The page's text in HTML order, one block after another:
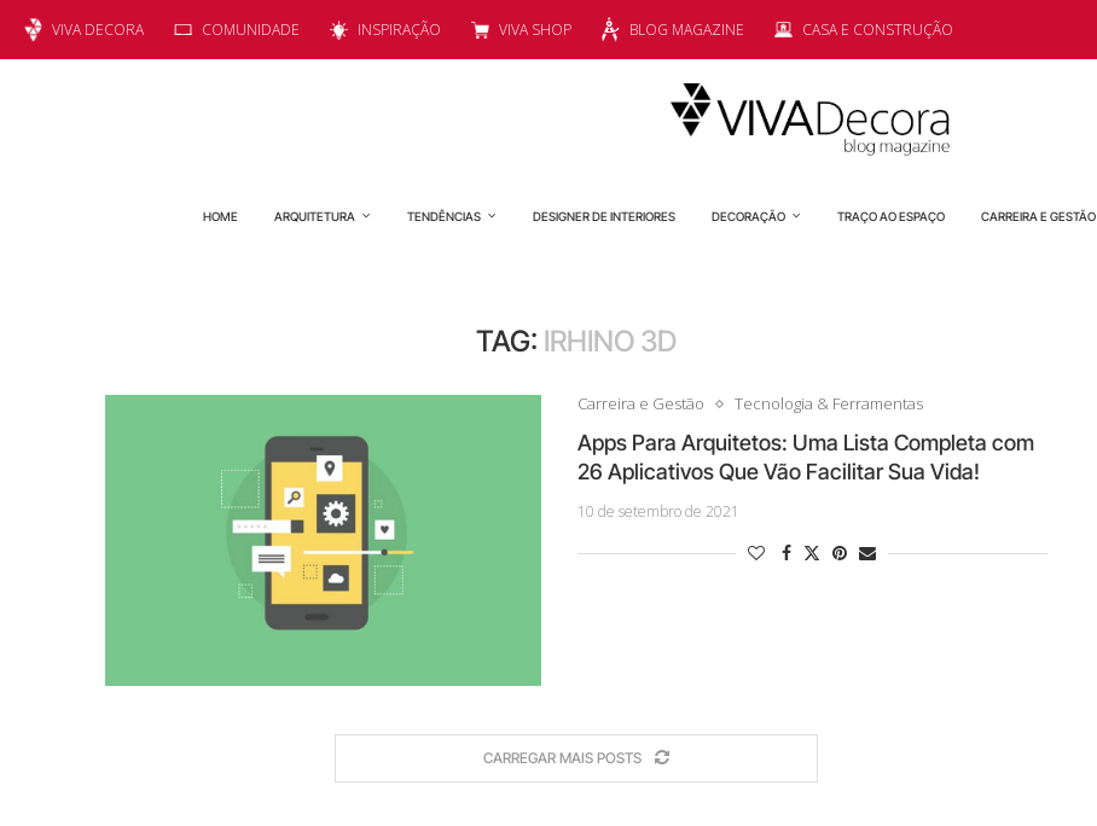
VIVA DECORA COMUNIDADE INSPIRAÇÃO VIVA SHOP BLOG MAGAZINE CASA E CONSTRUÇÃO
HOME ARQUITETURA TENDÊNCIAS DESIGNER DE INTERIORES DECORAÇÃO TRAÇO AO ESPAÇO CARREIRA E GESTÃO
TAG: IRHINO 3D
Carreira e Gestão Tecnologia & Ferramentas
Apps Para Arquitetos: Uma Lista Completa com
26 Aplicativos Que Vão Facilitar Sua Vida!
10 de setembro de 2021
CARREGAR MAIS POSTS